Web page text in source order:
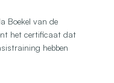
Boekel van de
het certificaat dat
hebben